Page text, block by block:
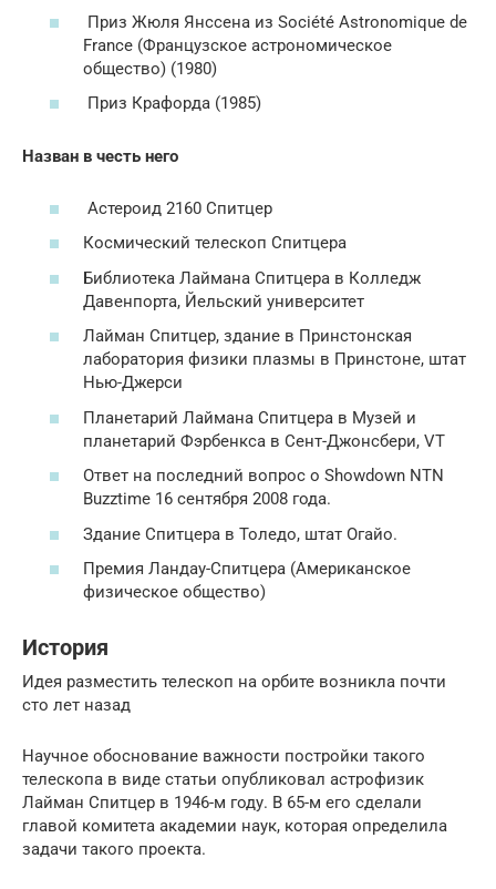
Приз Жюля Янссена из Société Astronomique de
France (Французское астрономическое
общество) (1980)
Приз Крафорда (1985)
Назван в честь него
Астероид 2160 Спитцер
Космический телескоп Спитцера
Библиотека Лаймана Спитцера в Колледж
Давенпорта, Йельский университет
Лайман Спитцер, здание в Принстонская
лаборатория физики плазмы в Принстоне, штат
Нью-Джерси
Планетарий Лаймана Спитцера в Музей и
планетарий Фэрбенкса в Сент-Джонсбери, VT
Ответ на последний вопрос о Showdown NTN
Buzztime 16 сентября 2008 года.
Здание Спитцера в Толедо, штат Огайо.
Премия Ландау-Спитцера (Американское
физическое общество)
История
Идея разместить телескоп на орбите возникла почти
сто лет назад
Научное обоснование важности постройки такого
телескопа в виде статьи опубликовал астрофизик
Лайман Спитцер в 1946-м году. В 65-м его сделали
главой комитета академии наук, которая определила
задачи такого проекта.